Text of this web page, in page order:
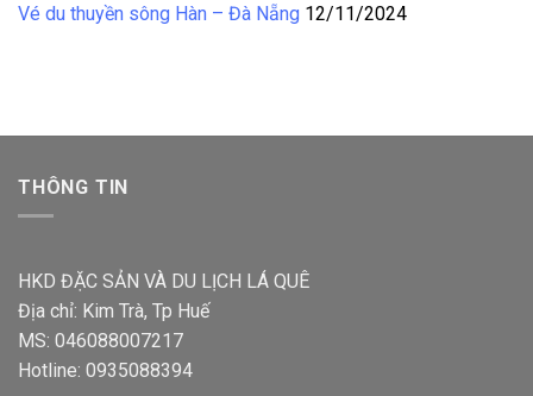
Vé du thuyền sông Hàn – Đà Nẵng 12/11/2024
THÔNG TIN
HKD ĐẶC SẢN VÀ DU LỊCH LÁ QUÊ
Địa chỉ: Kim Trà, Tp Huế
MS: 046088007217
Hotline: 0935088394